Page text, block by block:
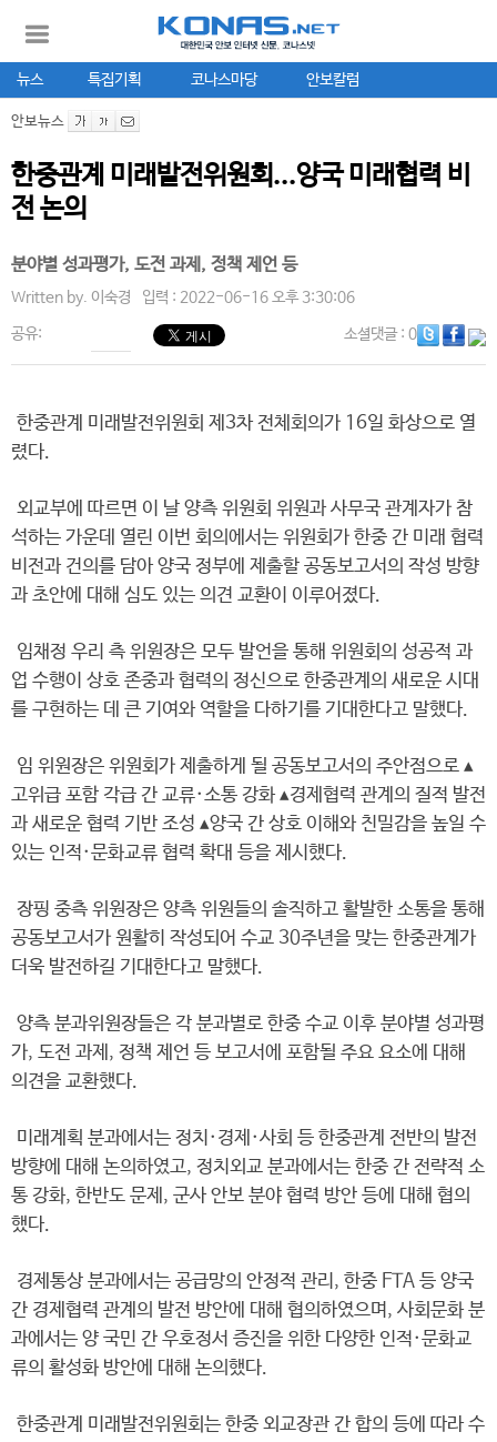
뉴스 특집기획 코나스마당 안보칼럼
안보뉴스
한중관계 미래발전위원회...양국 미래협력 비
전 논의
분야별 성과평가, 도전 과제, 정책 제언 등
Written by. 이숙경 입력 : 2022-06-16 오후 3:30:06
공유: 소셜댓글: 0
한중관계 미래발전위원회 제3차 전체회의가 16일 화상으로 열
렸다.
외교부에 따르면 이 날 양측 위원회 위원과 사무국 관계자가 참
석하는 가운데 열린 이번 회의에서는 위원회가 한중 간 미래 협력
비전과 건의를 담아 양국 정부에 제출할 공동보고서의 작성 방향
과 초안에 대해 심도 있는 의견 교환이 이루어졌다.
임채정 우리 측 위원장은 모두 발언을 통해 위원회의 성공적 과
업 수행이 상호 존중과 협력의 정신으로 한중관계의 새로운 시대
를 구현하는 데 큰 기여와 역할을 다하기를 기대한다고 말했다.
임 위원장은 위원회가 제출하게 될 공동보고서의 주안점으로 ▴
고위급 포함 각급 간 교류·소통 강화 ▴경제협력 관계의 질적 발전
과 새로운 협력 기반 조성 ▴양국 간 상호 이해와 친밀감을 높일 수
있는 인적·문화교류 협력 확대 등을 제시했다.
장핑 중측 위원장은 양측 위원들의 솔직하고 활발한 소통을 통해
공동보고서가 원활히 작성되어 수교 30주년을 맞는 한중관계가
더욱 발전하길 기대한다고 말했다.
양측 분과위원장들은 각 분과별로 한중 수교 이후 분야별 성과평
가, 도전 과제, 정책 제언 등 보고서에 포함될 주요 요소에 대해
의견을 교환했다.
미래계획 분과에서는 정치·경제·사회 등 한중관계 전반의 발전
방향에 대해 논의하였고, 정치외교 분과에서는 한중 간 전략적 소
통 강화, 한반도 문제, 군사 안보 분야 협력 방안 등에 대해 협의
했다.
경제통상 분과에서는 공급망의 안정적 관리, 한중 FTA 등 양국
간 경제협력 관계의 발전 방안에 대해 협의하였으며, 사회문화 분
과에서는 양 국민 간 우호정서 증진을 위한 다양한 인적·문화교
류의 활성화 방안에 대해 논의했다.
한중관계 미래발전위원회는 한중 외교장관 간 합의 등에 따라 수